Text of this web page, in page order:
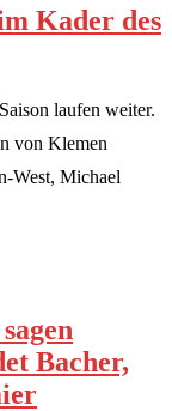
Kader des
laufen weiter.
von Klemen
West, Michael
Bacher,